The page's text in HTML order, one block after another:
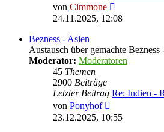
von Cimmone
Beitrag
24.11.2025, 12:08
Bezness - Asien
Austausch über gemachte
Moderator: Moderatoren
45 Themen
2900 Beiträge
Letzter Beitrag Re: Indien -
von Ponyhof
Beitrag
23.12.2025, 10:55